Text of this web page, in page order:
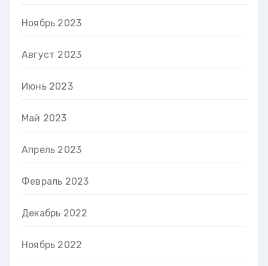
Ноябрь 2023
Август 2023
Июнь 2023
Май 2023
Апрель 2023
Февраль 2023
Декабрь 2022
Ноябрь 2022